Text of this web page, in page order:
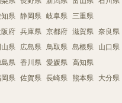
県 静岡県 岐阜県 三重県
阪府 兵庫県 京都府 滋賀県 奈良県
山県 広島県 鳥取県 島根県 山口県
県 香川県 愛媛県 高知県
県 佐賀県 長崎県 熊本県 大分県